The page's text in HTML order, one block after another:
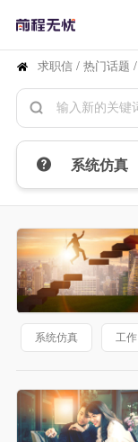
求职信 / 热门话题 /
系统仿真
系统仿真 工作